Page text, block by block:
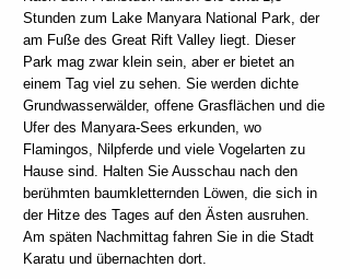
Stunden zum Lake Manyara National Park, der
am Fuße des Great Rift Valley liegt. Dieser
Park mag zwar klein sein, aber er bietet an
einem Tag viel zu sehen. Sie werden dichte
Grundwasserwälder, offene Grasflächen und die
Ufer des Manyara-Sees erkunden, wo
Flamingos, Nilpferde und viele Vogelarten zu
Hause sind. Halten Sie Ausschau nach den
berühmten baumkletternden Löwen, die sich in
der Hitze des Tages auf den Ästen ausruhen.
Am späten Nachmittag fahren Sie in die Stadt
Karatu und übernachten dort.